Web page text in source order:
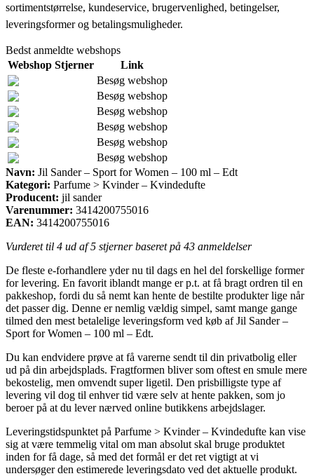
sortimentstørrelse, kundeservice, brugervenlighed, betingelser,
leveringsformer og betalingsmuligheder.
Bedst anmeldte webshops
Webshop Stjerner
Link
Besøg webshop
Besøg webshop
Besøg webshop
Besøg webshop
Besøg webshop
Besøg webshop
Navn: Jil Sander – Sport for Women – 100 ml – Edt
Kategori: Parfume > Kvinder – Kvindedufte
Producent: jil sander
Varenummer: 3414200755016
EAN: 3414200755016
Vurderet til 4 ud af 5 stjerner baseret på 43 anmeldelser
De fleste e-forhandlere yder nu til dags en hel del forskellige former
for levering. En favorit iblandt mange er p.t. at få bragt ordren til en
pakkeshop, fordi du så nemt kan hente de bestilte produkter lige når
det passer dig. Denne er nemlig vældig simpel, samt mange gange
tilmed den mest betalelige leveringsform ved køb af Jil Sander –
Sport for Women – 100 ml – Edt.
Du kan endvidere prøve at få varerne sendt til din privatbolig eller
ud på din arbejdsplads. Fragtformen bliver som oftest en smule mere
bekostelig, men omvendt super ligetil. Den prisbilligste type af
levering vil dog til enhver tid være selv at hente pakken, som jo
beroer på at du lever nærved online butikkens arbejdslager.
Leveringstidspunktet på Parfume > Kvinder – Kvindedufte kan vise
sig at være temmelig vital om man absolut skal bruge produktet
inden for få dage, så med det formål er det ret vigtigt at vi
undersøger den estimerede leveringsdato ved det aktuelle produkt.